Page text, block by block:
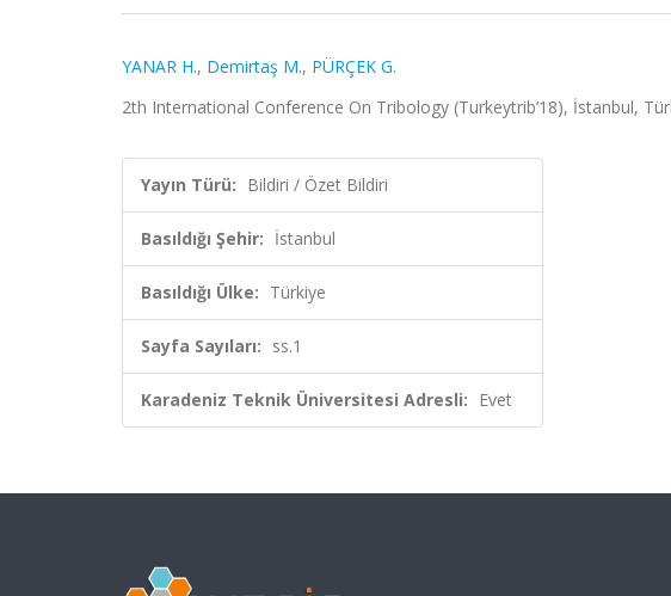
YANAR H., Demirtaş M., PÜRÇEK G.
2th International Conference On Tribology (Turkeytrib’18), İstanbul,
Yayın Türü: Bildiri / Özet Bildiri
Basıldığı Şehir: İstanbul
Basıldığı Ülke: Türkiye
Sayfa Sayıları: ss.1
Karadeniz Teknik Üniversitesi Adresli: Evet